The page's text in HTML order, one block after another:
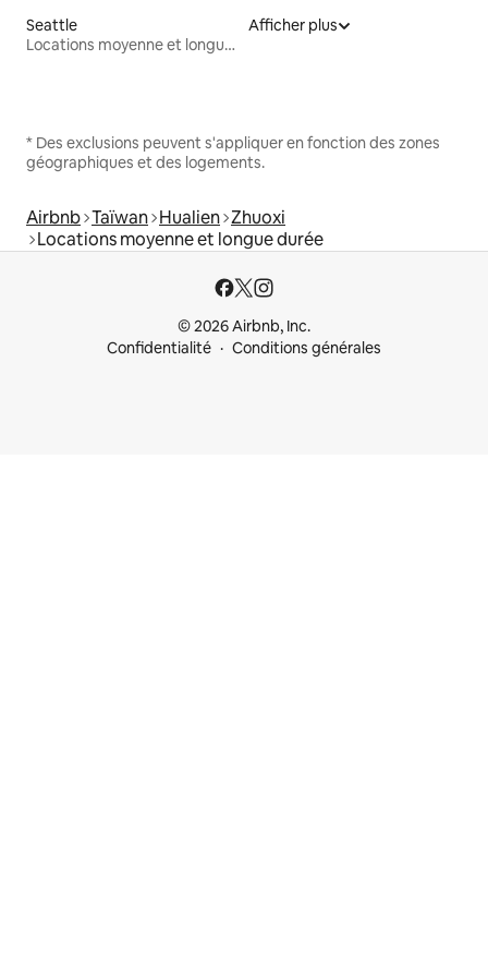
Seattle
Locations moyenne et longue durée
Afficher plus
* Des exclusions peuvent s'appliquer en fonction des zones
géographiques et des logements.
Airbnb Taïwan Hualien Zhuoxi
Locations moyenne et longue durée
© 2026 Airbnb, Inc.
Confidentialité
Conditions générales